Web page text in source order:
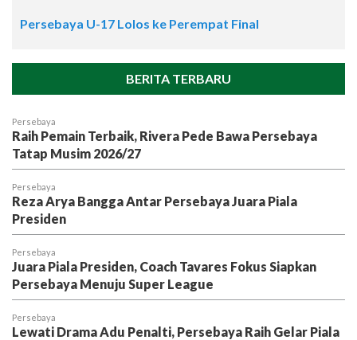
Persebaya U-17 Lolos ke Perempat Final
BERITA TERBARU
Persebaya
Raih Pemain Terbaik, Rivera Pede Bawa Persebaya
Tatap Musim 2026/27
Persebaya
Reza Arya Bangga Antar Persebaya Juara Piala
Presiden
Persebaya
Juara Piala Presiden, Coach Tavares Fokus Siapkan
Persebaya Menuju Super League
Persebaya
Lewati Drama Adu Penalti, Persebaya Raih Gelar Piala